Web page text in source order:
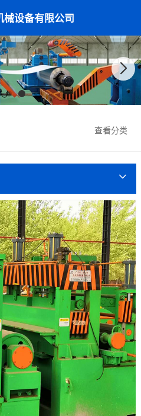
械设备有限公司
查看分类